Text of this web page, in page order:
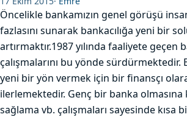
Öncelikle bankamızın genel görüşü
fazlasını sunarak bankacılığa yeni bir
artırmaktır.1987 yılında faaliyete geçen
çalışmalarını bu yönde
yeni bir yön vermek için bir finansçı
ilerlemektedir. Genç bir banka olmasına
sağlama vb. çalışmaları sayesinde